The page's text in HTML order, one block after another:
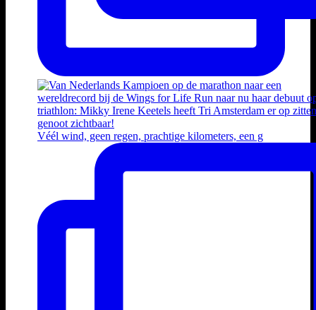
Véél wind, geen regen, prachtige kilometers, een g